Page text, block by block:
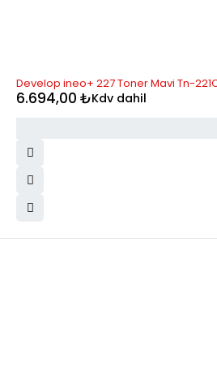
Develop ineo+ 227 Toner Mavi Tn-
6.694,00 ₺Kdv dahil